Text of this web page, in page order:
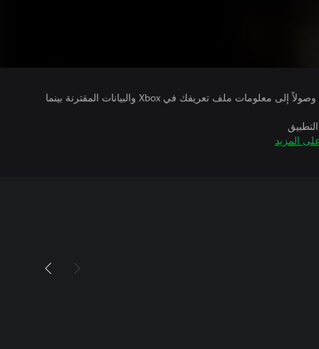
يتلقى ناشرو الألعاب التي تقوم بتشغيلها وصولاً إلى معلومات ملف تعريفك في Xbox والبيانات المقترنة بينما
المزيد